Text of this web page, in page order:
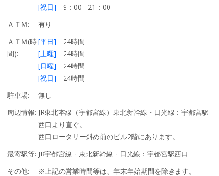
[祝日] 9：00 - 21：00
ＡＴＭ:
有り
ＡＴＭ(時
間):
[平日] 24時間
[土曜] 24時間
[日曜] 24時間
[祝日] 24時間
駐車場:
無し
周辺情報: JR東北本線（宇都宮線）東北新幹線・日光線：宇都宮駅
西口より直ぐ。
西口ロータリー斜め前のビル2階にあります。
最寄駅等: JR宇都宮線・東北新幹線・日光線：宇都宮駅西口
その他:
※上記の営業時間等は、年末年始期間を除きます。